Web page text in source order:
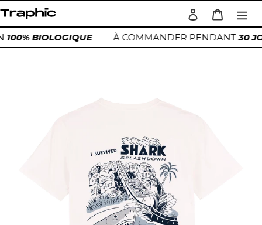
au
contenu
Rechercher
Se connecterPanier
100% BIOLOGIQUE À COMMANDER PENDANT30